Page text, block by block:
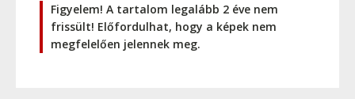
Figyelem! A tartalom legalább 2 éve nem
frissült! Előfordulhat, hogy a képek nem
megfelelően jelennek meg.